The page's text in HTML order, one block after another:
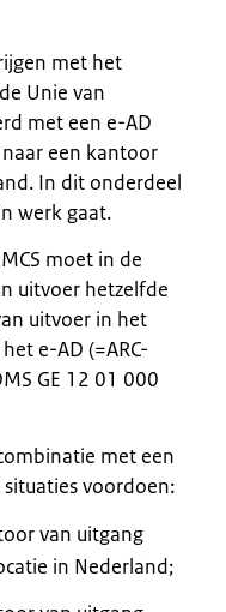
met het
Unie van
met een e-AD
een kantoor
In dit onderdeel
werk gaat.
moet in de
uitvoer hetzelfde
uitvoer in het
e-AD (=ARC-
GE 12 01 000
met een
voordoen:
van uitgang
in Nederland;